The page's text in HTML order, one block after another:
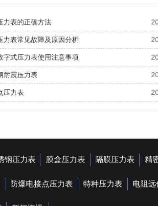
力表的正确方法
力表常见故障及原因分析
字式压力表使用注意事项
耐震压力表
压力表
钢压力表 膜盒压力表 隔膜压力表 精
防爆电接点压力表 特种压力表 电阻远